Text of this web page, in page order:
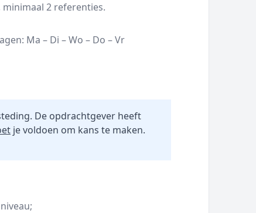
minimaal 2 referenties.
Ma – Di – Wo – Do – Vr
De opdrachtgever heeft
je voldoen om kans te maken.